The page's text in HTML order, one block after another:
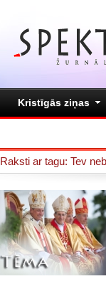
Kristīgās ziņas
Raksti ar tagu: Tev